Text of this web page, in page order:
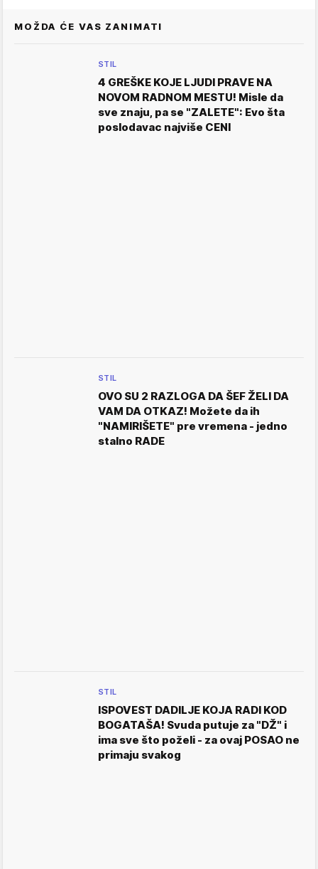
MOŽDA ĆE VAS ZANIMATI
STIL
4 GREŠKE KOJE LJUDI PRAVE NA
NOVOM RADNOM MESTU! Misle da
sve znaju, pa se "ZALETE": Evo šta
poslodavac najviše CENI
STIL
OVO SU 2 RAZLOGA DA ŠEF ŽELI DA
VAM DA OTKAZ! Možete da ih
"NAMIRIŠETE" pre vremena - jedno
stalno RADE
STIL
ISPOVEST DADILJE KOJA RADI KOD
BOGATAŠA! Svuda putuje za "DŽ" i
ima sve što poželi - za ovaj POSAO ne
primaju svakog